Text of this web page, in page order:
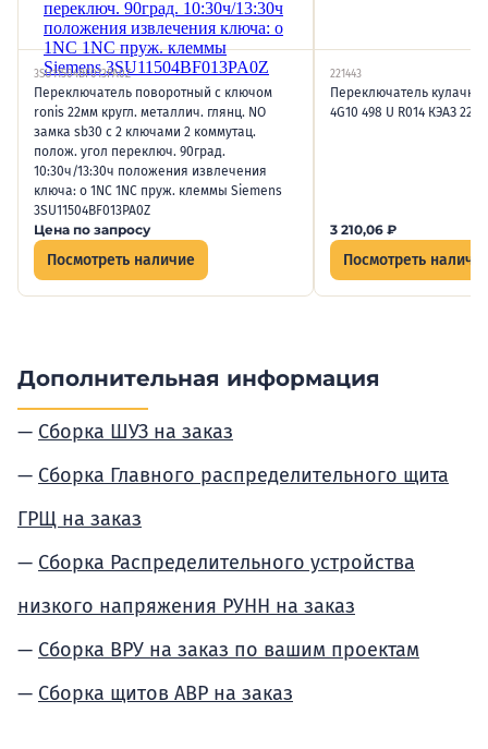
3SU11504BF013PA0Z
Переключатель поворотный с ключом
ronis 22мм кругл. металлич. глянц. NO
замка sb30 с 2 ключами 2 коммутац.
полож. угол переключ. 90град.
10:30ч/13:30ч положения извлечения
ключа: o 1NC 1NC пруж. клеммы Siemens
3SU11504BF013PA0Z
Цена по запросу
Посмотреть наличие
221443
Переключатель
4G10 498 U R014 КЭАЗ
3 210,06 ₽
Посмотреть
Дополнительная информация
Сборка ШУЗ на заказ
Сборка Главного распределительного щита
ГРЩ на заказ
Сборка Распределительного устройства
низкого напряжения РУНН на заказ
Сборка ВРУ на заказ по вашим проектам
Сборка щитов АВР на заказ